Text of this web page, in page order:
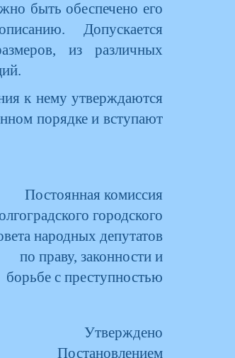
быть обеспечено его
Допускается
из различных
к нему утверждаются
порядке и вступают
Постоянная комиссия
городского
народных депутатов
по праву, законности и
борьбе с преступностью
Утверждено
Постановлением